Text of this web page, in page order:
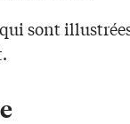
sont